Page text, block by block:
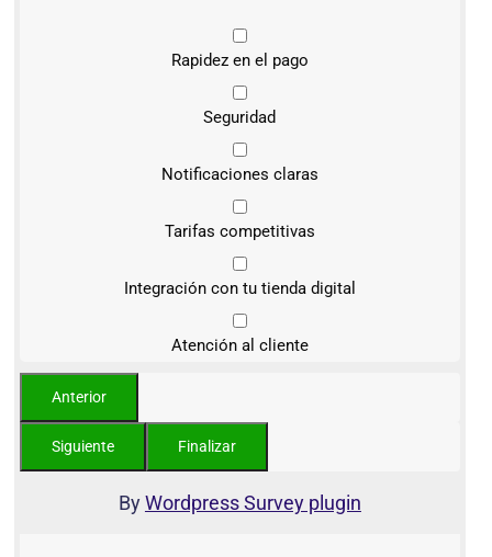
Rapidez en el pago
Seguridad
Notificaciones claras
Tarifas competitivas
Integración con tu tienda digital
Atención al cliente
ByWordpress Survey plugin